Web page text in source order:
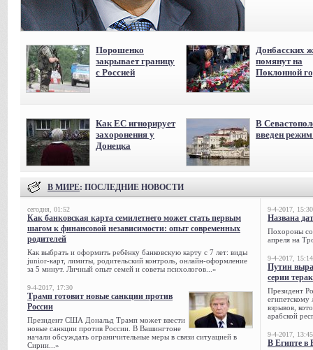
Порошенко
закрывает границу
с Россией
Донбасских
помянут на
Поклонной
Как ЕС игнорирует
захоронения у
Донецка
В
введен
В МИРЕ: ПОСЛЕДНИЕ НОВОСТИ
сегодня, 01:52
Как банковская карта семилетнего может стать первым
шагом к финансовой независимости: опыт современных
родителей
Как выбрать и оформить ребёнку банковскую карту с 7 лет: виды
junior-карт, лимиты, родительский контроль, онлайн-оформление
за 5 минут. Личный опыт семей и советы психологов...»
9-4-2017, 17:30
Трамп готовит новые санкции против
России
Президент США Дональд Трамп может ввести
новые санкции против России. В Вашингтоне
начали обсуждать ограничительные меры в связи ситуацией в
Сирии...»
9-4-2017, 15:30
Названа
Похороны
апреля на
9-4-2017, 15:14
Путин
серии
Президент
египетскому
взрывов,
арабской
9-4-2017, 13:45
В Египте в